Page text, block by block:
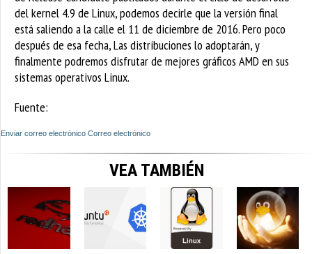
del kernel 4.9 de Linux, podemos decirle que la versión final
está saliendo a la calle el 11 de diciembre de 2016. Pero poco
después de esa fecha, Las distribuciones lo adoptarán, y
finalmente podremos disfrutar de mejores gráficos AMD en sus
sistemas operativos Linux.
Fuente:
Enviar correo electrónico Correo electrónico
VEA TAMBIÉN